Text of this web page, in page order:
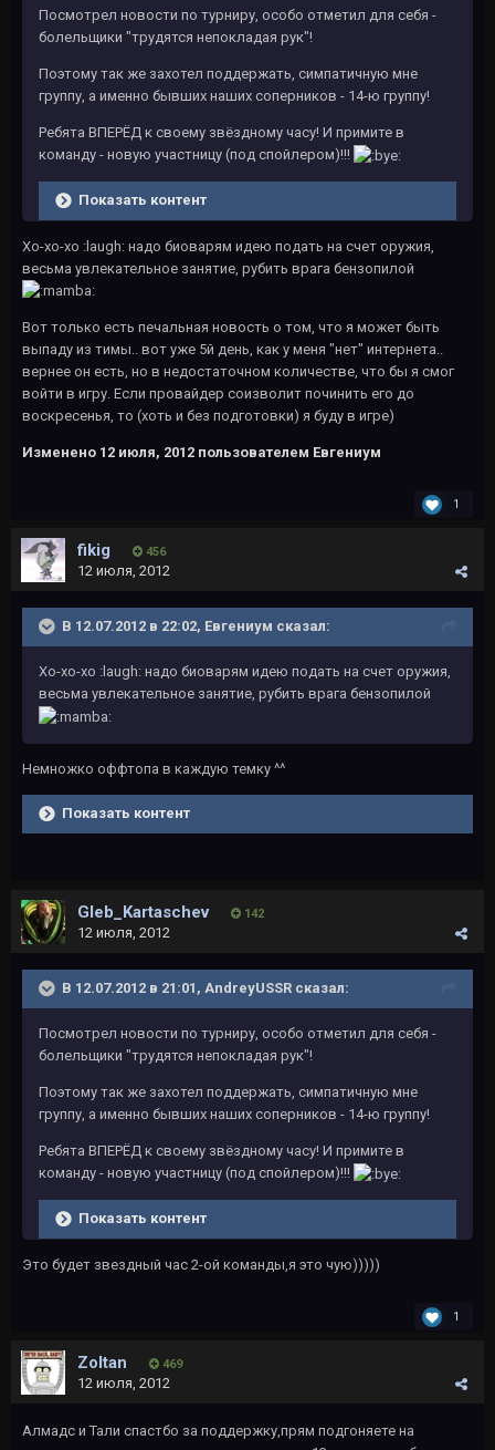
Посмотрел новости по турниру, особо отметил для себя -
болельщики "трудятся непокладая рук"!
Поэтому так же захотел поддержать, симпатичную мне
группу, а именно бывших наших соперников - 14-ю группу!
Ребята ВПЕРЁД к своему звёздному часу! И примите в
команду - новую участницу (под спойлером)!!!
Показать контент
Хо-хо-хо :laugh: надо биоварям идею подать на счет оружия,
весьма увлекательное занятие, рубить врага бензопилой
Вот только есть печальная новость о том, что я может быть
выпаду из тимы.. вот уже 5й день, как у меня "нет" интернета..
вернее он есть, но в недостаточном количестве, что бы я смог
войти в игру. Если провайдер соизволит починить его до
воскресенья, то (хоть и без подготовки) я буду в игре)
Изменено 12 июля, 2012 пользователем Евгениум
1
fikig 456
12 июля, 2012
В 12.07.2012 в 22:02, Евгениум сказал:
Хо-хо-хо :laugh: надо биоварям идею подать на счет оружия,
весьма увлекательное занятие, рубить врага бензопилой
Немножко оффтопа в каждую темку ^^
Показать контент
Gleb_Kartaschev 142
12 июля, 2012
В 12.07.2012 в 21:01, AndreyUSSR сказал:
Посмотрел новости по турниру, особо отметил для себя -
болельщики "трудятся непокладая рук"!
Поэтому так же захотел поддержать, симпатичную мне
группу, а именно бывших наших соперников - 14-ю группу!
Ребята ВПЕРЁД к своему звёздному часу! И примите в
команду - новую участницу (под спойлером)!!!
Показать контент
Это будет звездный час 2-ой команды,я это чую)))))
1
Zoltan 469
12 июля, 2012
Алмадс и Тали спастбо за поддержку,прям подгоняете на